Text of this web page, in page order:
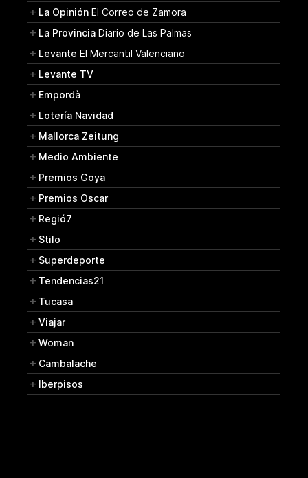
La Opinión El Correo de Zamora
La Provincia Diario de Las Palmas
Levante El Mercantil Valenciano
Levante TV
Empordà
Lotería Navidad
Mallorca Zeitung
Medio Ambiente
Premios Goya
Premios Oscar
Regió7
Stilo
Superdeporte
Tendencias21
Tucasa
Viajar
Woman
Cambalache
Iberpisos